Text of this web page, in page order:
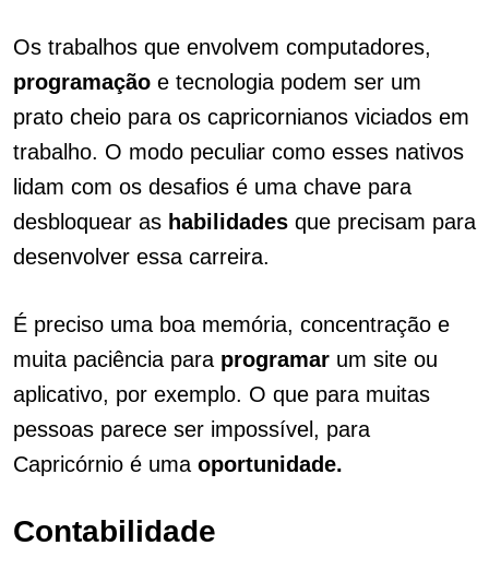
Os trabalhos que envolvem computadores,
programação e tecnologia podem ser um
prato cheio para os capricornianos viciados em
trabalho. O modo peculiar como esses nativos
lidam com os desafios é uma chave para
desbloquear as habilidades que precisam para
desenvolver essa carreira.
É preciso uma boa memória, concentração e
muita paciência para programar um site ou
aplicativo, por exemplo. O que para muitas
pessoas parece ser impossível, para
Capricórnio é uma oportunidade.
Contabilidade